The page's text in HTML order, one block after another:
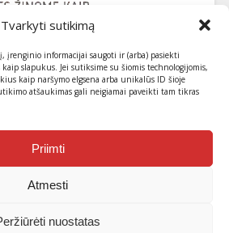
Tvarkyti sutikimą
įrenginio informacijai saugoti ir (arba) pasiekti
slapukus. Jei sutiksime su šiomis technologijomis,
kaip naršymo elgsena arba unikalūs ID šioje
atšaukimas gali neigiamai paveikti tam tikras
Priimti
Atmesti
nuostatas
naujausius
patarimus